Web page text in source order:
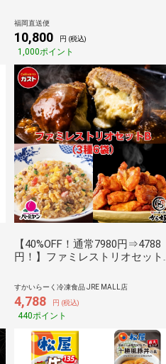
福岡直送便
10,800 円 (税込)
1,000ポイント
【40%OFF！通常7980円⇒4788
円！】ファミレストリオセット
すかいらーく冷凍食品 JRE MALL店
4,788 円 (税込)
440ポイント